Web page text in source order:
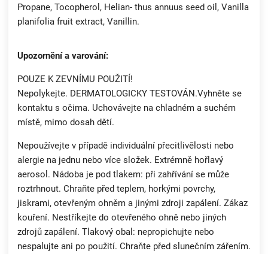
Propane, Tocopherol, Helian- thus annuus seed oil, Vanilla
planifolia fruit extract, Vanillin.
Upozornění a varování:
POUZE K ZEVNÍMU POUŽITÍ!
Nepolykejte. DERMATOLOGICKY TESTOVÁN.Vyhněte se
kontaktu s očima. Uchovávejte na chladném a suchém
místě, mimo dosah dětí.
Nepoužívejte v případě individuální přecitlivělosti nebo
alergie na jednu nebo více složek. Extrémně hořlavý
aerosol. Nádoba je pod tlakem: při zahřívání se může
roztrhnout. Chraňte před teplem, horkými povrchy,
jiskrami, otevřeným ohněm a jinými zdroji zapálení. Zákaz
kouření. Nestříkejte do otevřeného ohně nebo jiných
zdrojů zapálení. Tlakový obal: nepropichujte nebo
nespalujte ani po použití. Chraňte před slunečním zářením.